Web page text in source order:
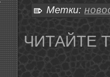
Метки:
ЧИТАЙТЕ